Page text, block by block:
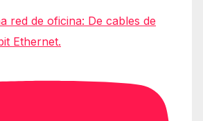
red de oficina: De cables de
Ethernet.